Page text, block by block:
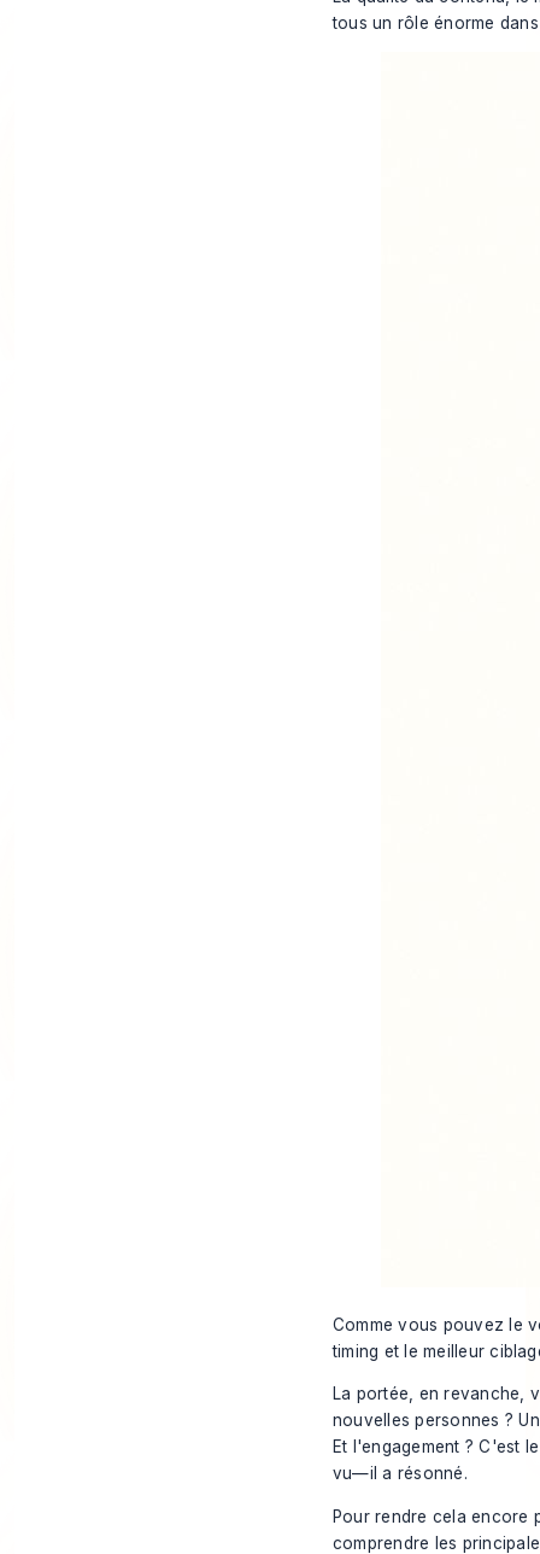
tous un rôle énorme
Comme vous pouvez le
timing et le meilleur
La portée, en revanche,
nouvelles personnes ?
Et l'engagement ? C'est
vu—il a résonné.
Pour rendre cela encore
comprendre les